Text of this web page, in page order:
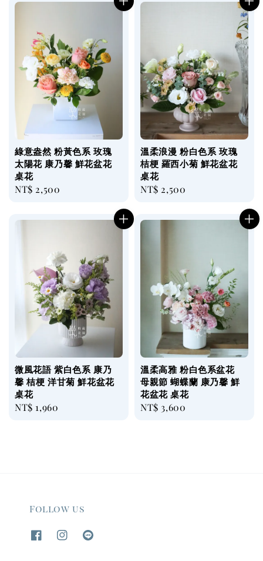
綠意盎然 粉黃色系 玫瑰
太陽花 康乃馨 鮮花盆花
桌花
Regular
NT$ 2,500
溫柔浪漫 粉白色系 玫瑰
桔梗 羅西小菊 鮮花盆花
桌花
Regular
NT$ 2,500
微風花語 紫白色系 康乃
馨 桔梗 洋甘菊 鮮花盆花
桌花
Regular
NT$ 1,960
溫柔高雅 粉白色系盆花
母親節 蝴蝶蘭 康乃馨 鮮
花盆花 桌花
Regular
NT$ 3,600
Follow us